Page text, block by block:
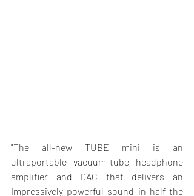
"The all-new TUBE mini is an
ultraportable vacuum-tube headphone
amplifier and DAC that delivers an
Impressively powerful sound in half the